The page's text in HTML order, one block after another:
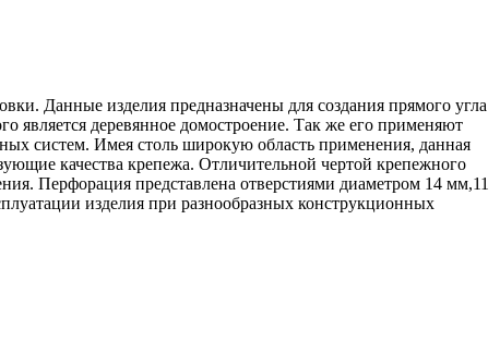
Данные изделия предназначены для создания прямого угла
деревянное домостроение. Так же его применяют
систем. Имея столь широкую область применения, данная
качества крепежа. Отличительной чертой крепежного
Перфорация представлена отверстиями диаметром 14 мм,11
изделия при разнообразных конструкционных